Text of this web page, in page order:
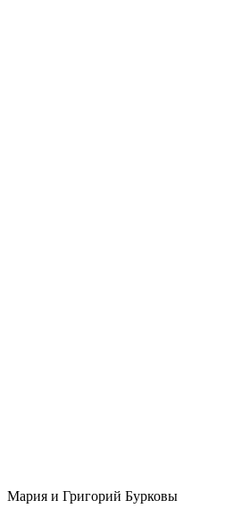
Мария и Григорий Бурковы